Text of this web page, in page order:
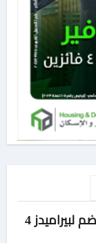
أحمدعبد القادر ينضم لبيراميدز 4